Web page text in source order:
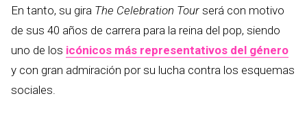
En tanto, su gira The Celebration Tour será con motivo
de sus 40 años de carrera para la reina del pop, siendo
uno de los icónicos más representativos del género
y con gran admiración por su lucha contra los esquemas
sociales.